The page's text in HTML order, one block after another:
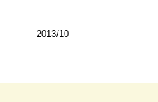
2013/10